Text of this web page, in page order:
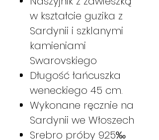
w kształcie guzika z
Sardynii i szklanymi
kamieniami
Swarovskiego
Długość łańcuszka
weneckiego 45 cm.
Wykonane ręcznie na
Sardynii we Włoszech
Srebro próby 925‰